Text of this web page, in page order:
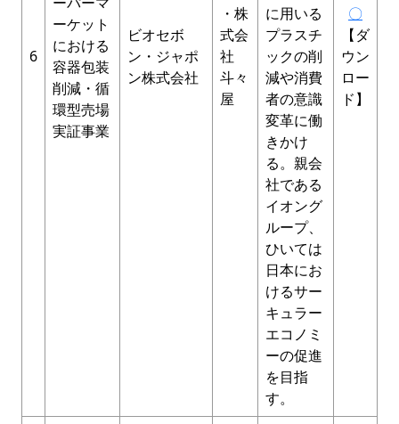
6
ーケット
における
容器包装
削減・循
環型売場
実証事業
ビオセボ
ン・ジャポ
ン株式会社
・株
式会
社
斗々
屋
に用いる
プラスチ
ックの削
減や消費
者の意識
変革に働
きかけ
る。親会
社である
イオング
ループ、
ひいては
日本にお
けるサー
キュラー
エコノミ
ーの促進
を目指
す。
〇
【ダ
ウン
ロー
ド】